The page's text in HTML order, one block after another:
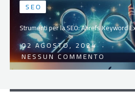
SEO
Strumenti per la SEO: Ahrefs Keyword
02 AGOSTO, 2024
NESSUN COMMENTO